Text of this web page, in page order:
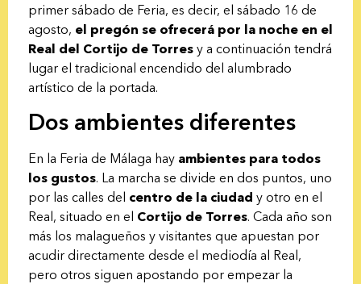
primer sábado de Feria, es decir, el sábado 16 de
agosto, el pregón se ofrecerá por la noche en el
Real del Cortijo de Torres y a continuación tendrá
lugar el tradicional encendido del alumbrado
artístico de la portada.
Dos ambientes diferentes
En la Feria de Málaga hay ambientes para todos
los gustos. La marcha se divide en dos puntos, uno
por las calles del centro de la ciudad y otro en el
Real, situado en el Cortijo de Torres. Cada año son
más los malagueños y visitantes que apuestan por
acudir directamente desde el mediodía al Real,
pero otros siguen apostando por empezar la